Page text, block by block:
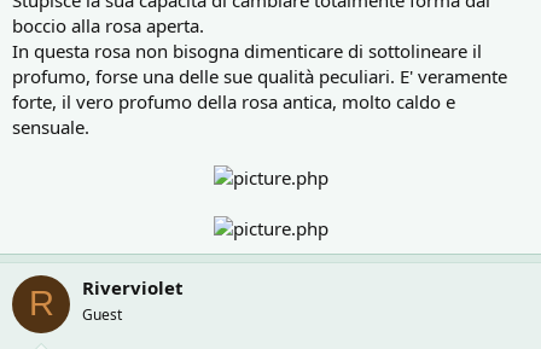
boccio alla rosa aperta.
In questa rosa non bisogna dimenticare di sottolineare il
profumo, forse una delle sue qualità peculiari. E' veramente
forte, il vero profumo della rosa antica, molto caldo e
sensuale.
R Riverviolet
Guest